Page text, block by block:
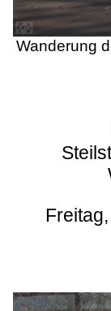
Wanderung